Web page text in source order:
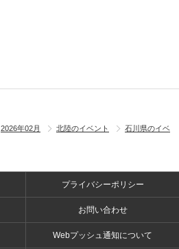
2026年02月 北陸のイベント
石川県のイベ
プライバシーポリシー
お問い合わせ
Webプッシュ通知について